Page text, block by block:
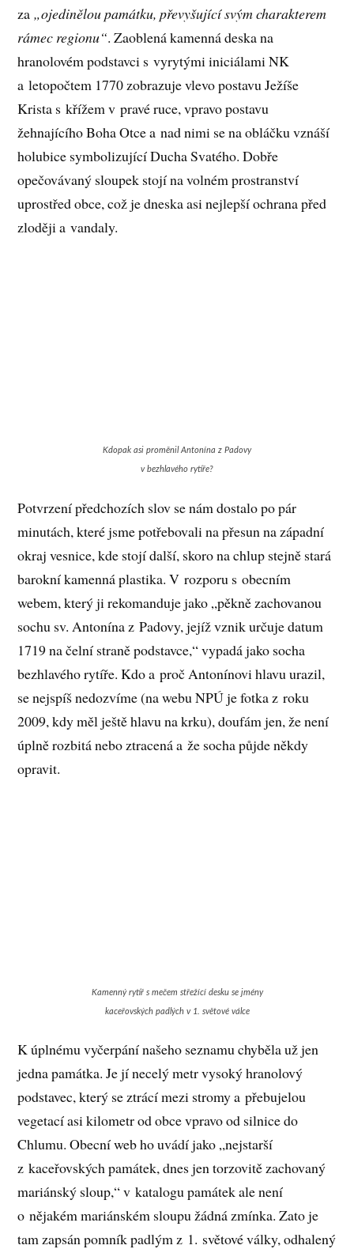
za „ojedinělou památku, převyšující svým charakterem
rámec regionu“. Zaoblená kamenná deska na
hranolovém podstavci s vyrytými iniciálami NK
a letopočtem 1770 zobrazuje vlevo postavu Ježíše
Krista s křížem v pravé ruce, vpravo postavu
žehnajícího Boha Otce a nad nimi se na obláčku vznáší
holubice symbolizující Ducha Svatého. Dobře
opečovávaný sloupek stojí na volném prostranství
uprostřed obce, což je dneska asi nejlepší ochrana před
zloději a vandaly.
Kdopak asi proměnil Antonína z Padovy
v bezhlavého rytíře?
Potvrzení předchozích slov se nám dostalo po pár
minutách, které jsme potřebovali na přesun na západní
okraj vesnice, kde stojí další, skoro na chlup stejně stará
barokní kamenná plastika. V rozporu s obecním
webem, který ji rekomanduje jako „pěkně zachovanou
sochu sv. Antonína z Padovy, jejíž vznik určuje datum
1719 na čelní straně podstavce,“ vypadá jako socha
bezhlavého rytíře. Kdo a proč Antonínovi hlavu urazil,
se nejspíš nedozvíme (na webu NPÚ je fotka z roku
2009, kdy měl ještě hlavu na krku), doufám jen, že není
úplně rozbitá nebo ztracená a že socha půjde někdy
opravit.
Kamenný rytíř s mečem střežící desku se jmény
kaceřovských padlých v 1. světové válce
K úplnému vyčerpání našeho seznamu chyběla už jen
jedna památka. Je jí necelý metr vysoký hranolový
podstavec, který se ztrácí mezi stromy a přebujelou
vegetací asi kilometr od obce vpravo od silnice do
Chlumu. Obecní web ho uvádí jako „nejstarší
z kaceřovských památek, dnes jen torzovitě zachovaný
mariánský sloup,“ v katalogu památek ale není
o nějakém mariánském sloupu žádná zmínka. Zato je
tam zapsán pomník padlým z 1. světové války, odhalený